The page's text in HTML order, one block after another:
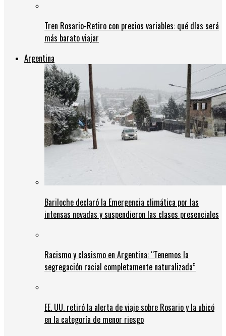
Tren Rosario-Retiro con precios variables: qué días será
más barato viajar
Argentina
Bariloche declaró la Emergencia climática por las
intensas nevadas y suspendieron las clases presenciales
Racismo y clasismo en Argentina: “Tenemos la
segregación racial completamente naturalizada”
EE. UU. retiró la alerta de viaje sobre Rosario y la ubicó
en la categoría de menor riesgo